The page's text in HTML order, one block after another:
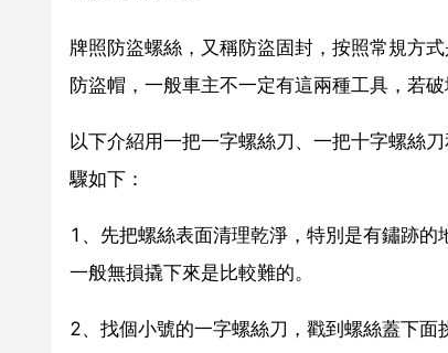
牌照防盜螺絲，又稱防盜固封，按照常規方
防盜帽，一般車主不一定有這兩種工具，若
以下介紹用一把一字螺絲刀、一把十字螺絲
驟如下：
1、先把螺絲表面清理乾淨，特別是有鏽跡的
一般無損撬下來是比較難的。
2、找個小號的一字螺絲刀，戳到螺絲蓋下